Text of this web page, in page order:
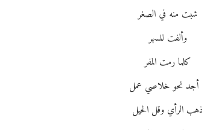
شبت منه في الصغر
وألفت للسهر
كلما رمت المفر
أجد نحو خلاصي عمل
ذهب الرأي وقل الحيل